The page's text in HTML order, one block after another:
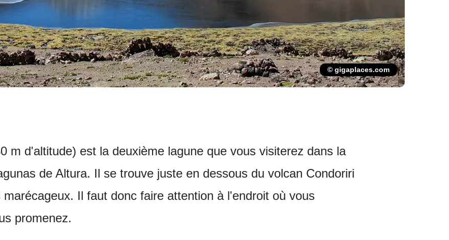
© gigaplaces.com
m d'altitude) est la deuxième lagune que vous visiterez dans la
de Altura. Il se trouve juste en dessous du volcan Condoriri
Il faut donc faire attention à l'endroit où vous
promenez.